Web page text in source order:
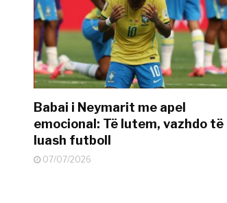
Babai i Neymarit me apel
emocional: Të lutem, vazhdo të
luash futboll
07/07/2026